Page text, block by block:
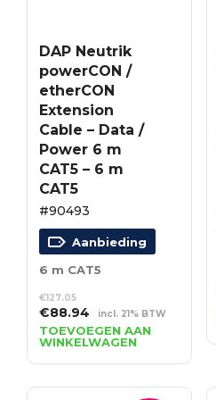
DAP Neutrik
powerCON /
etherCON
Extension
Cable – Data /
Power 6 m
CAT5 – 6 m
CAT5
#90493
Aanbieding
6 m CAT5
€127.05
Oorspronkelijke
prijs
was:
€127.05.
€88.94Huidige
prijs
is:
€88.94.
incl. 21% BTW
TOEVOEGEN AAN
WINKELWAGEN